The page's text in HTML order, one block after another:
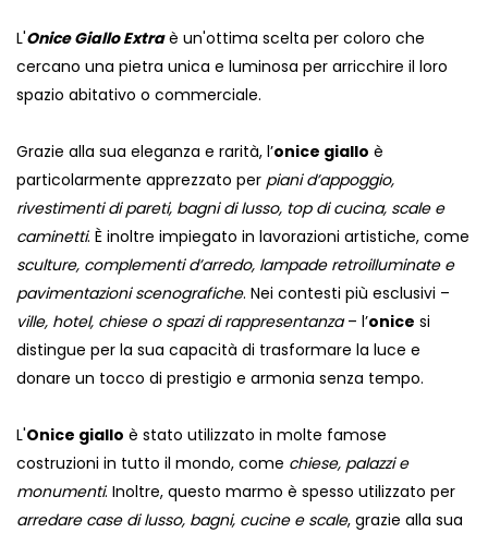
L'Onice Giallo Extraè un'ottima scelta per coloro che
cercano una pietra unica e luminosa per arricchire il loro
spazio abitativo o commerciale.
Grazie alla sua eleganza e rarità, l’onice giallo è
particolarmente apprezzato per piani d’appoggio,
rivestimenti di pareti, bagni di lusso, top di cucina, scale e
caminetti. È inoltre impiegato in lavorazioni artistiche, come
sculture, complementi d’arredo, lampade retroilluminate e
pavimentazioni scenografiche. Nei contesti più esclusivi –
ville, hotel, chiese o spazi di rappresentanza– l’onice si
distingue per la sua capacità di trasformare la luce e
donare un tocco di prestigio e armonia senza tempo.
L'Onice giallo è stato utilizzato in molte famose
costruzioni in tutto il mondo, come chiese, palazzi e
monumenti. Inoltre, questo marmo è spesso utilizzato per
arredare case di lusso, bagni, cucine e scale, grazie alla sua